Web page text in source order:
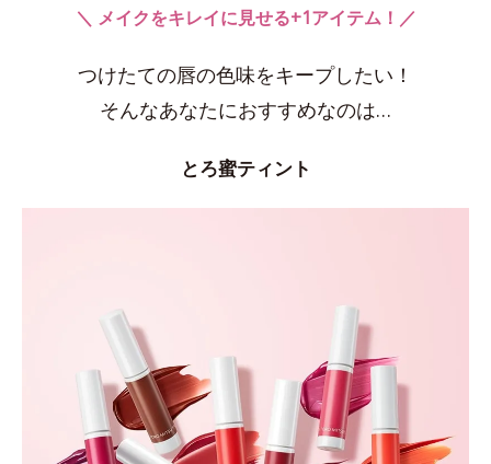
＼ メイクをキレイに見せる+1アイテム！／
つけたての唇の色味をキープしたい！
そんなあなたにおすすめなのは…
とろ蜜ティント